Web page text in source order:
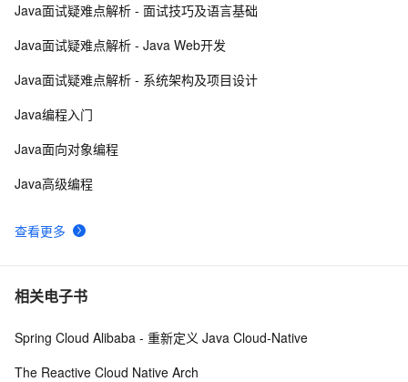
8 MySQL调优
10mysql 主从复制实现原理
查看更多
Java面试疑难点解析 - 面试技巧及语言基础
Java面试疑难点解析 - Java Web开发
Java面试疑难点解析 - 系统架构及项目设计
Java编程入门
Java面向对象编程
Java高级编程
相关电子书
Spring Cloud Alibaba - 重新定义 Java Cloud-Native
The Reactive Cloud Native Arch